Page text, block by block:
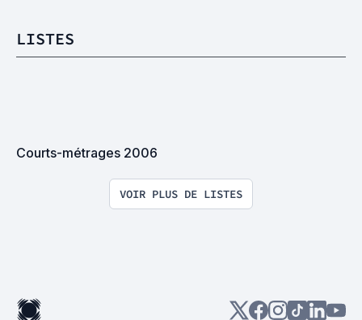
LISTES
Courts-métrages 2006
VOIR PLUS DE LISTES